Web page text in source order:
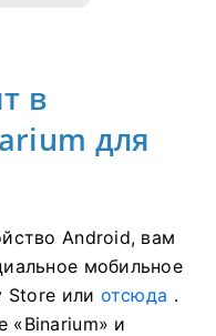
в
для
Android, вам
мобильное
Store или отсюда .
«Binarium» и